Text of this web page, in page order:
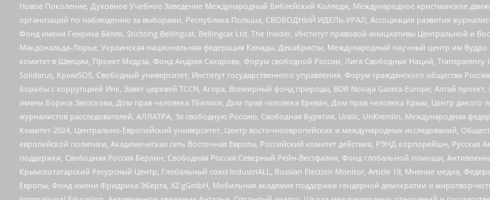
Новое Поколение, Духовное Учебное Заведение Международный Библейский Колледж, Международное христианское
организаций по наблюдению за выборами, Республика Польша, СВОБОДНЫЙ ИДЕЛЬ-УРАЛ, Ассоциация развития
Фонд имени Генриха Бёлля, Stichting Bellingcat, Bellingcat Ltd, The Insider, Институт правовой инициативы Центральной и
Макдональда-Лорье, Украинская национальная федерация Канады, Декабристы, Международный научный центр им
комитет в Швеции, Проект Медуза, Фонд Андрея Сахарова, Форум свободной России, Лига Свободных Наций,
Solidarus, КрымSOS, Свободный университет, Институт государственного управления, Форум гражданского общества
борьбы с коррупцией Инк, Завет церквей TCCN, Агора, Всемирный фонд природы, BDR Novaja Gazeta-Europe, Алтай
имени Бориса Звозскова, Дом прав человека Тбилиси, Дом прав человека Ереван, Дом прав человека Крым, Центр
журналистов расследователей, АЛЛАТРА, За свободную Россию, Свободная Бурятия, Uralic, UnKremlin, Международная
Комитет-2024, Центрально-Европейский университет, Центр восточноевропейских и международных исследований,
европейской политики, Академическая сеть Восточная Европа, Российский комитет действия, РЭНД корпорейшн,
поддержки, Свободная Россия Берлин, Свободная Россия Северный Рейн-Вестфалия, Фонд глобальной помощи,
Крымскотатарский Ресурсный Центр, Глобальный союз IndustriALL, Russian Election Monitor, Article 19, Мнение медиа,
Европы, Фонд имени Фридриха Эберта, XZ gGmbH, Мобильная академия поддержки гендерной демократии и